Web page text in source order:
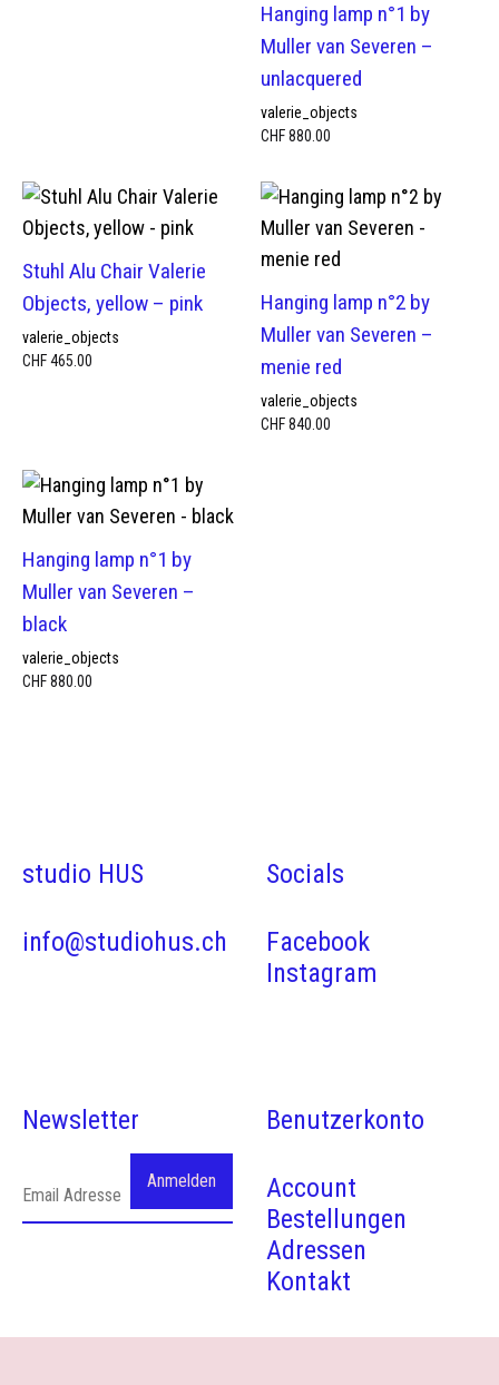
Hanging lamp n°1 by
Muller van Severen –
unlacquered
valerie_objects
CHF880.00
Stuhl Alu Chair Valerie
Objects, yellow – pink
valerie_objects
CHF465.00
Hanging lamp n°2 by
Muller van Severen –
menie red
valerie_objects
CHF840.00
Hanging lamp n°1 by
Muller van Severen –
black
valerie_objects
CHF880.00
studio HUS
info@studiohus.ch
Socials
Facebook
Instagram
Newsletter Benutzerkonto
Account
Bestellungen
Adressen
Kontakt